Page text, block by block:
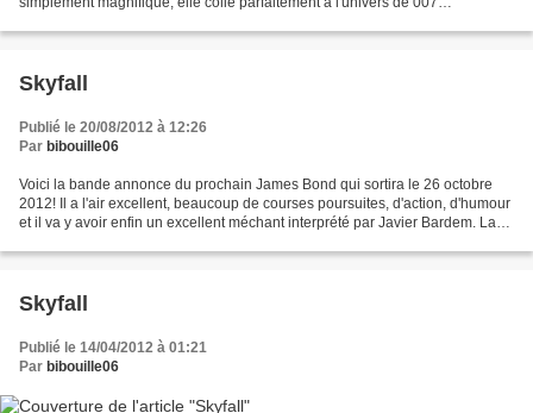
Skyfall
Publié le 20/08/2012 à 12:26
Par bibouille06
Voici la bande annonce du prochain James Bond qui sortira le 26 octobre
2012! Il a l'air excellent, beaucoup de courses poursuites, d'action, d'humour
et il va y avoir enfin un excellent méchant interprété par Javier Bardem. La
Skyfall
Publié le 14/04/2012 à 01:21
Par bibouille06